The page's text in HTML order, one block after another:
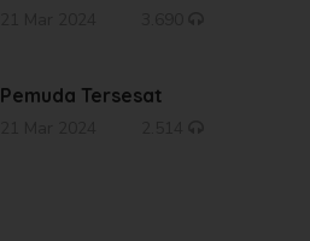
Pemuda Tersesat